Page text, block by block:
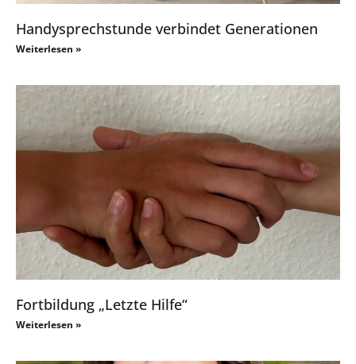
Handysprechstunde verbindet Generationen
Weiterlesen »
Fortbildung „Letzte Hilfe“
Weiterlesen »